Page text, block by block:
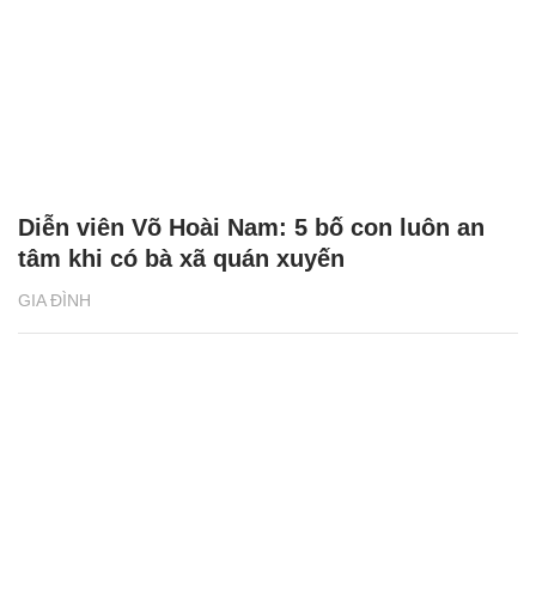
GIA ĐÌNH
Diễn viên Võ Hoài Nam: 5 bố con luôn an
tâm khi có bà xã quán xuyến